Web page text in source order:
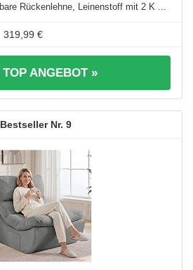
Rückenlehne, Leinenstoff mit 2 K ...
319,99 €
TOP ANGEBOT »
9